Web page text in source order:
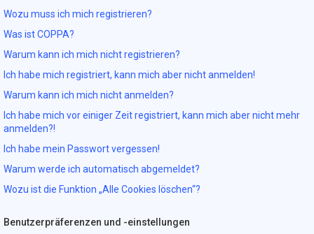
Wozu muss ich mich registrieren?
Was ist COPPA?
Warum kann ich mich nicht registrieren?
Ich habe mich registriert, kann mich aber nicht anmelden!
Warum kann ich mich nicht anmelden?
Ich habe mich vor einiger Zeit registriert, kann mich aber nicht mehr
anmelden?!
Ich habe mein Passwort vergessen!
Warum werde ich automatisch abgemeldet?
Wozu ist die Funktion „Alle Cookies löschen“?
Benutzerpräferenzen und -einstellungen